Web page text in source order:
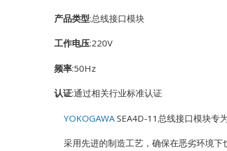
产品类型:总线接口模块
工作电压:220V
频率:50Hz
认证:通过相关行业标准认证
YOKOGAWA SEA4D-11总线接口模块专
采用先进的制造工艺，确保在恶劣环境下